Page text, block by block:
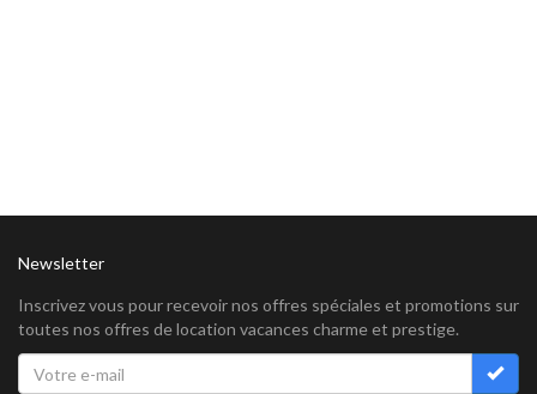
Newsletter
Inscrivez vous pour recevoir nos offres spéciales et promotions sur
toutes nos offres de location vacances charme et prestige.